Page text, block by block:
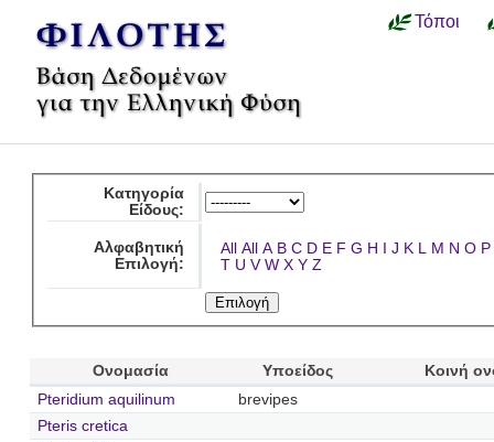
Τόποι
Κατηγορία
Είδους:
Αλφαβητική
Επιλογή:
All All A B C D E F G H I J K L M N O P
T U V W X Y Z
Ονομασία Υποείδος
Κοινή
Pteridium aquilinum
brevipes
Pteris cretica